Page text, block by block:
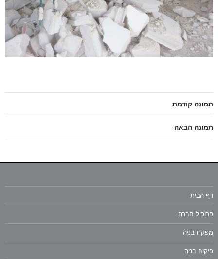
תמונה קודמת
תמונה הבאה
דף הבית
פרופיל חברה
מפקח בניה
פיקוח בניה